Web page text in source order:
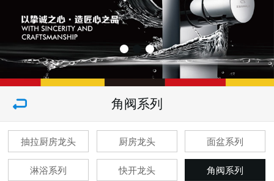
角阀系列
抽拉厨房龙头 厨房龙头 面盆系列
淋浴系列 快开龙头 角阀系列